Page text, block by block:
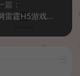
篇：
三网雷霆H5游戏【雷霆传说H5之血战龙城】最新整理一键既玩镜像服务端+Linux手工服务端+跨服+GM授权后台+详细搭建教程